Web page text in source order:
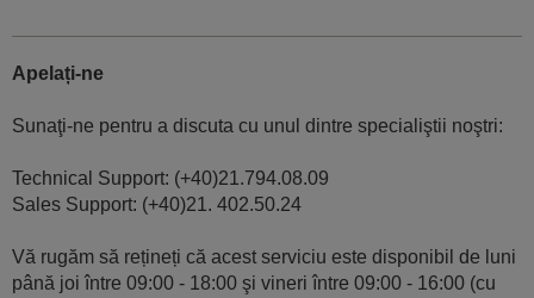
Apelați-ne
Sunaţi-ne pentru a discuta cu unul dintre specialiştii noştri:
Technical Support: (+40)21.794.08.09
Sales Support: (+40)21. 402.50.24
Vă rugăm să rețineți că acest serviciu este disponibil de luni
până joi între 09:00 - 18:00 şi vineri între 09:00 - 16:00 (cu